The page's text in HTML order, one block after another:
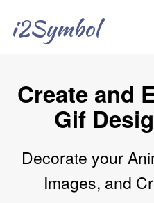
i2Symbol
Create and
Gif
Decorate your
Images, and